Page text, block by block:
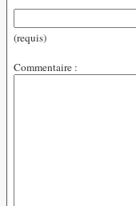
(requis)
Commentaire :